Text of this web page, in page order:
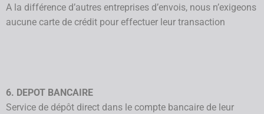
A la différence d’autres entreprises d’envois, nous n’exigeons
aucune carte de crédit pour effectuer leur transaction
6. DEPOT BANCAIRE
Service de dépôt direct dans le compte bancaire de leur